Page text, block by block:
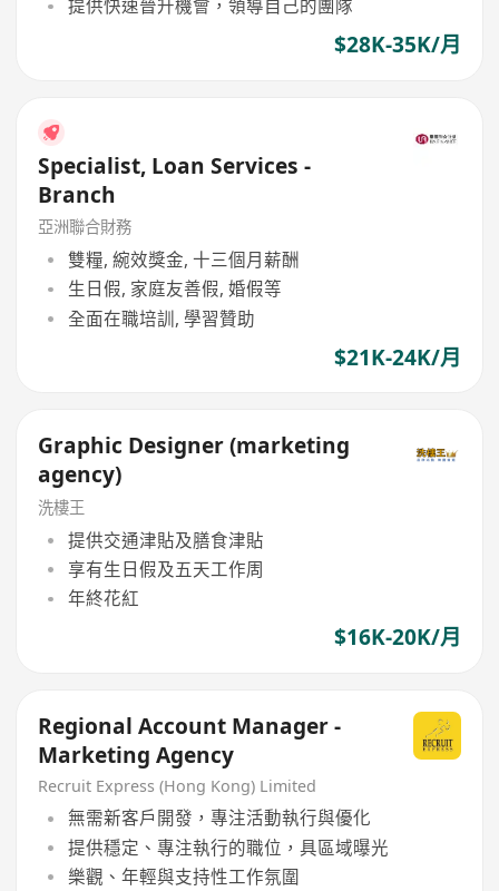
提供快速晉升機會，領導自己的團隊
$28K-35K/月
Specialist, Loan Services -
Branch
亞洲聯合財務
雙糧, 綩效獎金, 十三個月薪酬
生日假, 家庭友善假, 婚假等
全面在職培訓, 學習贊助
$21K-24K/月
Graphic Designer (marketing
agency)
洗樓王
提供交通津貼及膳食津貼
享有生日假及五天工作周
年終花紅
$16K-20K/月
Regional Account Manager -
Marketing Agency
Recruit Express (Hong Kong) Limited
無需新客戶開發，專注活動執行與優化
提供穩定、專注執行的職位，具區域曝光
樂觀、年輕與支持性工作氛圍